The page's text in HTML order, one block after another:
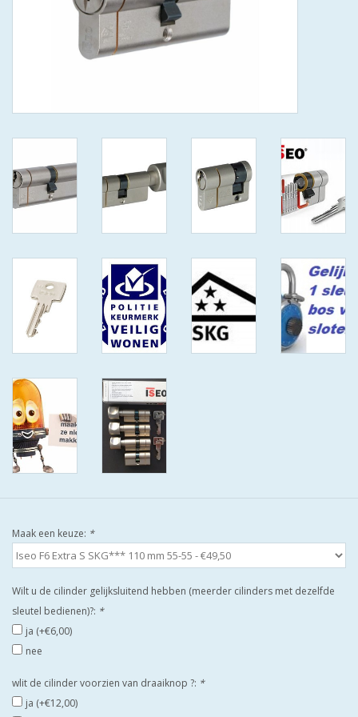
GEWENSTE MAAT MET
KEERSLEUTEL
(GAATJES)VEILIGE
ISEO F 6 EXTRA S
ANTIKERNTREK ZWART IN
IEDERE GEWENSTE MAAT MET
GEWONE GENUMMERDE
ISEO F 6 EXTRA S
ANTIKERNTREK IN IEDERE
GEWENSTE MAAT MET
GEWONE SLEUTEL SKG***
IEDERE GEWENSTE MAAT MET
GEWONE SLEUTELS MET
CERTIFICAAT SKG***
BOLD ELECTRONISCHE
AFSTAND.
AANBIEDINGEN
DEURSCHILDEN VOOR
waakborden
Maak een keuze: *
Wilt u de cilinder gelijksluitend hebben (meerder cilinders met dezelfde
sleutel bedienen)?: *
ja (+€6,00)
nee
wlit de cilinder voorzien van draaiknop ?: *
ja (+€12,00)